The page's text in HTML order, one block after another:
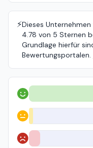
⚡️Dieses
4.78 von 5 Sternen
Grundlage hierfür
Bewertungsportalen.
Positiv
Neutral
Negativ